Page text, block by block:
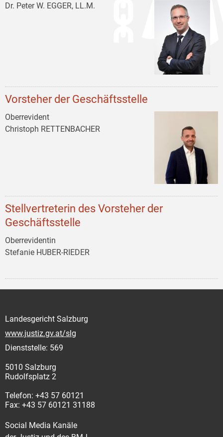
Dr. Peter W. EGGER, LL.M.
Vorsteher der Geschäftsstelle
Oberrevident
Christoph RETTENBACHER
Stellvertreterin des Vorsteher der
Geschäftsstelle
Oberrevidentin
Stefanie HUBER-RIEDER
Landesgericht Salzburg
www.justiz.gv.at/slg
Dienststelle: 569
5010 Salzburg
Rudolfsplatz 2
Telefon: +43 57 60121
Fax: +43 57 60121 31188
Social Media Kanäle